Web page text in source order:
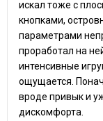
искал тоже с
кнопками,
параметрами
проработал на
интенсивные
ощущается.
вроде привык и
дискомфорта.